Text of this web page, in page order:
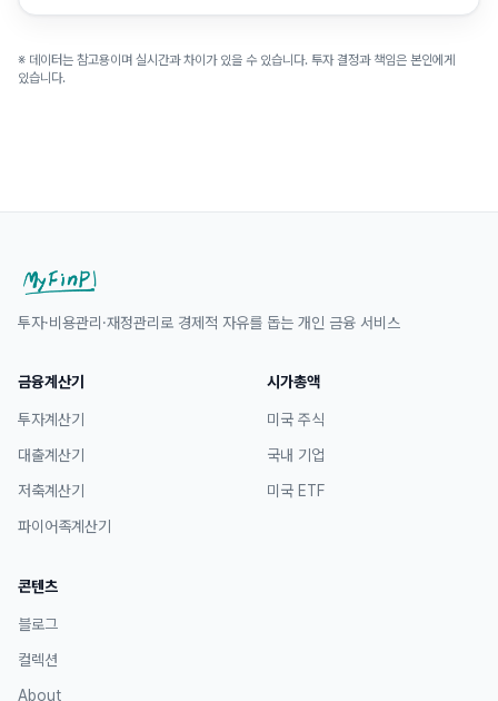
※ 데이터는 참고용이며 실시간과 차이가 있을 수 있습니다. 투자 결정과 책임은 본인에게
있습니다.
투자·비용관리·재정관리로 경제적 자유를 돕는 개인 금융 서비스
금융계산기
투자계산기
대출계산기
저축계산기
파이어족계산기
시가총액
미국 주식
국내 기업
미국 ETF
콘텐츠
블로그
컬렉션
About